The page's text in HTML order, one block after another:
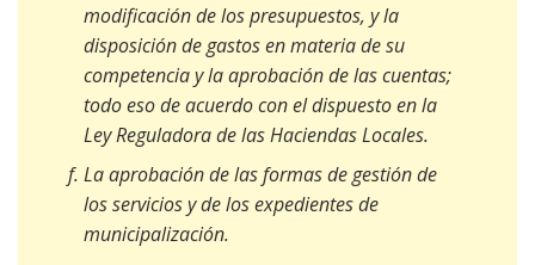
modificación de los presupuestos, y la
disposición de gastos en materia de su
competencia y la aprobación de las cuentas;
todo eso de acuerdo con el dispuesto en la
Ley Reguladora de las Haciendas Locales.
La aprobación de las formas de gestión de
los servicios y de los expedientes de
municipalización.